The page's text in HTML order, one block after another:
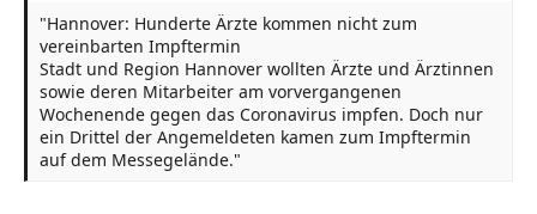
"Hannover: Hunderte Ärzte kommen nicht zum
vereinbarten Impftermin
Stadt und Region Hannover wollten Ärzte und Ärztinnen
sowie deren Mitarbeiter am vorvergangenen
Wochenende gegen das Coronavirus impfen. Doch nur
ein Drittel der Angemeldeten kamen zum Impftermin
auf dem Messegelände."